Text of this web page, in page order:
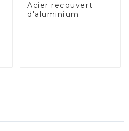
Acier recouvert
d'aluminium